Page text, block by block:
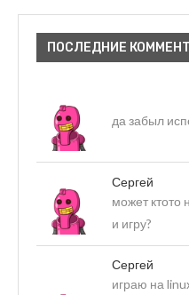
ПОСЛЕДНИЕ
да забыл
Сергей
может ктото
и игру?
Сергей
играю на